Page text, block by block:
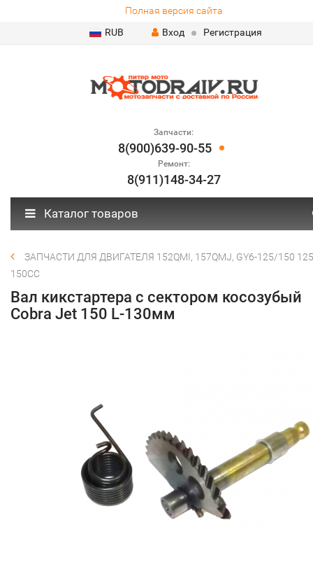
Полная версия сайта
RUB
Вход Регистрация
Запчасти:
8(900)639-90-55
Ремонт:
8(911)148-34-27
Каталог товаров
ЗАПЧАСТИ ДЛЯ ДВИГАТЕЛЯ 152QMI, 157QMJ, GY6-125/150
150СС
Вал кикстартера с сектором косозубый
Cobra Jet 150 L-130мм